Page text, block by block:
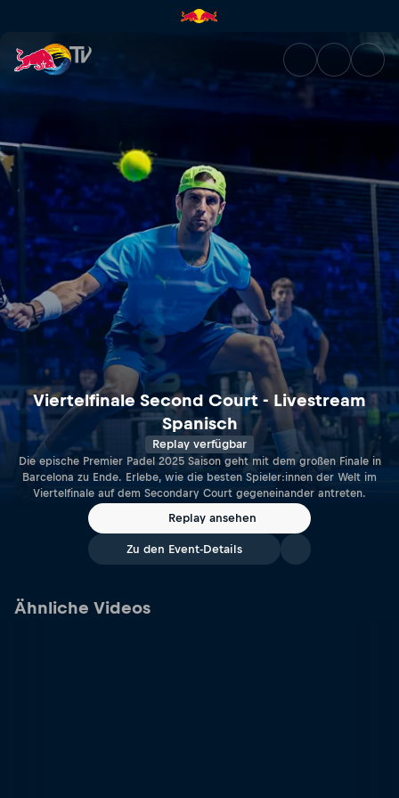
Viertelfinale Second Court -
Viertelfinale Second Court - Livestream
Spanisch
Replay verfügbar
Die epische Premier Padel 2025 Saison geht mit dem großen Finale in
Barcelona zu Ende. Erlebe, wie die besten Spieler:innen der Welt im
Viertelfinale auf dem Secondary Court gegeneinander antreten.
Replay ansehen
Zu den Event-Details
Ähnliche Videos